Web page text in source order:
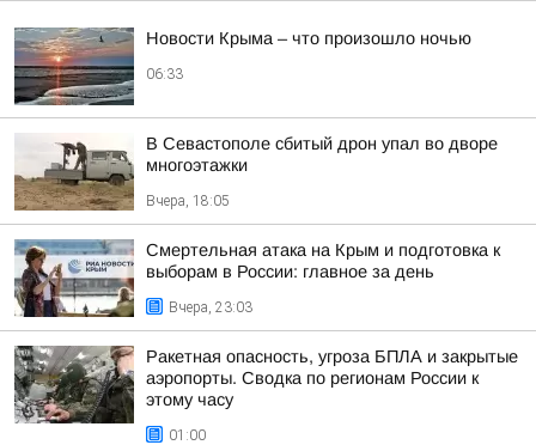
Новости Крыма – что произошло ночью
06:33
В Севастополе сбитый дрон упал во дворе
многоэтажки
Вчера, 18:05
Смертельная атака на Крым и подготовка к
выборам в России: главное за день
Вчера, 23:03
Ракетная опасность, угроза БПЛА и закрытые
аэропорты. Сводка по регионам России к
этому часу
01:00